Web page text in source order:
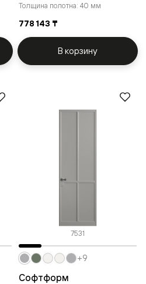
Толщина полотна: 40 мм
778 143 ₸
В корзину
7531
Софтформ
+9